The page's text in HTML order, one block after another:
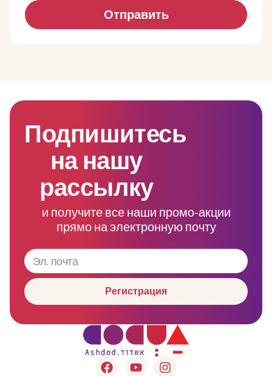
Отправить
Подпишитесь
на нашу
рассылку
и получите все наши промо-акции
прямо на электронную почту
Регистрация